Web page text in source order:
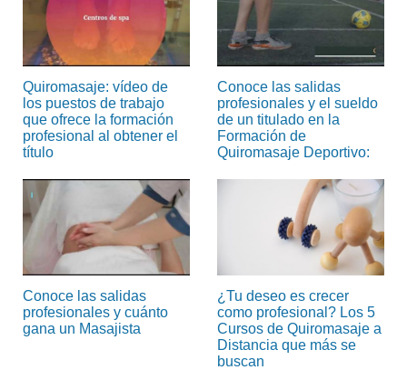
Quiromasaje: vídeo de
los puestos de trabajo
que ofrece la formación
profesional al obtener el
título
Conoce las salidas
profesionales y el sueldo
de un titulado en la
Formación de
Quiromasaje Deportivo:
Conoce las salidas
profesionales y cuánto
gana un Masajista
¿Tu deseo es crecer
como profesional? Los 5
Cursos de Quiromasaje a
Distancia que más se
buscan